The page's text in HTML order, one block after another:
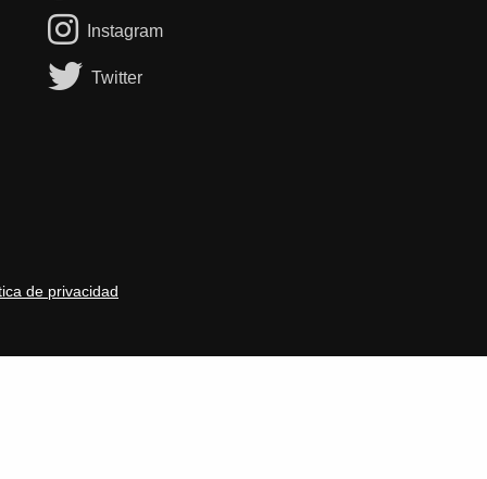
Instagram
Twitter
de privacidad